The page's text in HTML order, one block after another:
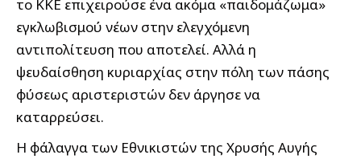
το ΚΚΕ επιχειρούσε ένα ακόμα «παιδομάζωμα»
εγκλωβισμού νέων στην ελεγχόμενη
αντιπολίτευση που αποτελεί. Αλλά η
ψευδαίσθηση κυριαρχίας στην πόλη των πάσης
φύσεως αριστεριστών δεν άργησε να
καταρρεύσει.
Η φάλαγγα των Εθνικιστών της Χρυσής Αυγής